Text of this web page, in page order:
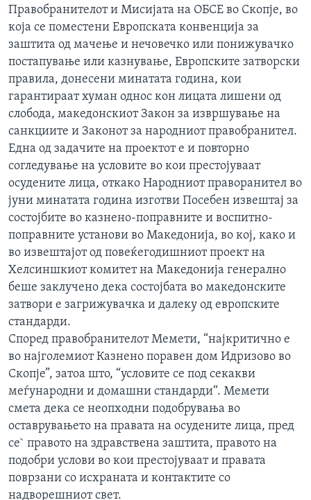
Правобранителот и Мисијата на ОБСЕ во Скопје, во
која се поместени Европската конвенција за
заштита од мачење и нечовечко или понижувачко
постапување или казнување, Европските затворски
правила, донесени минатата година, кои
гарантираат хуман однос кон лицата лишени од
слобода, македонскиот Закон за извршување на
санкциите и Законот за народниот правобранител.
Една од задачите на проектот е и повторно
согледување на условите во кои престојуваат
осудените лица, откако Народниот праворанител во
јуни минатата година изготви Посебен извештај за
состојбите во казнено-поправните и воспитно-
поправните установи во Македонија, во кој, како и
во извештајот од повеќегодишниот проект на
Хелсиншкиот комитет на Македонија генерално
беше заклучено дека состојбата во македонските
затвори е загрижувачка и далеку од европските
стандарди.
Според правобранителот Мемети, “најкритично е
во најголемиот Казнено поравен дом Идризово во
Скопје”, затоа што, “условите се под секакви
меѓународни и домашни стандарди“. Мемети
смета дека се неопходни подобрувања во
оставрувањето на правата на осудените лица, пред
се` правото на здравствена заштита, правото на
подобри услови во кои престојуваат и правата
поврзани со исхраната и контактите со
надворешниот свет.